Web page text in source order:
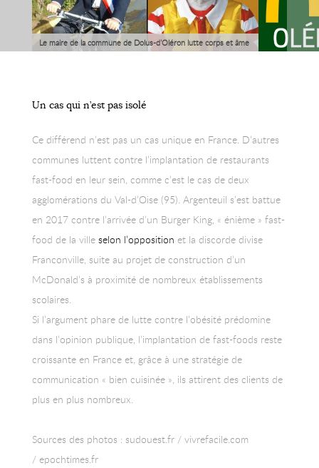
Le maire de la commune de Dolus-d’Oléron lutte corps et âme
Un cas qui n’est pas isolé
Ce différend n’est pas un cas unique en France. D’autres
communes luttent contre l’implantation de restaurants
fast-food en leur sein, comme c’est le cas de deux
agglomérations du Val-d’Oise (95). Argenteuil s’est battue
en 2017 contre l’arrivée d’un Burger King, « énième » fast-
food de la ville selon l’opposition et la discorde divise
Franconville, suite au projet de construction d’un
McDonald’s à proximité de nombreux établissements
scolaires.
Si l’argument phare de lutte contre l’obésité prédomine
dans l’opinion publique, l’implantation de fast-foods reste
croissante en France et, grâce à une stratégie de
communication « bien cuisinée », ils attirent des clients de
plus en plus nombreux.
Sources des photos : sudouest.fr / vivrefacile.com
/ epochtimes.fr